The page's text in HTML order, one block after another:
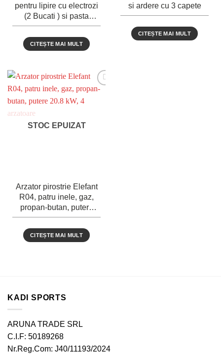
pentru lipire cu electrozi
(2 Bucati ) si pasta
pentru lipit copru si
aluminium
CITEȘTE MAI MULT
si ardere cu 3 capete
CITEȘTE MAI MULT
STOC EPUIZAT
Arzator pirostrie Elefant
R04, patru inele, gaz,
propan-butan, putere
20.8 kW, 4 arzatoare
CITEȘTE MAI MULT
KADI SPORTS
ARUNA TRADE SRL
C.I.F: 50189268
Nr.Reg.Com: J40/11193/2024